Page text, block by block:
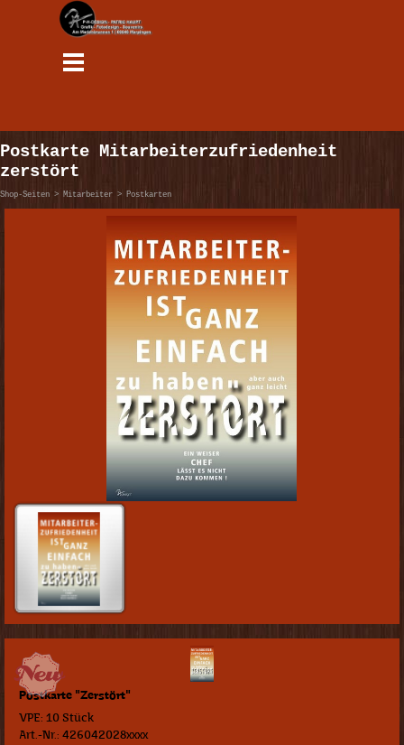
Direkt zum Seiteninhalt
Postkarte Mitarbeiterzufriedenheit
zerstört
Shop-Seiten > Mitarbeiter > Postkarten
Postkarte "Zerstört"
VPE: 10 Stück
Art.-Nr.: 426042028xxxx